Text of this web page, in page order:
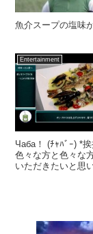
魚介スープの塩味
Entertainment
Чаба！ (ﾁｬﾊﾞｰ) *
色々な方と色々な
いただきたいと思